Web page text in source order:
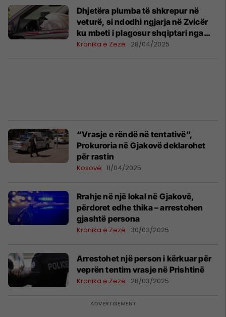
Dhjetëra plumba të shkrepur në
veturë, si ndodhi ngjarja në Zvicër
ku mbeti i plagosur shqiptari nga
Kosova?
Kronika e Zezë 28/04/2025
“Vrasje e rëndë në tentativë”,
Prokuroria në Gjakovë deklarohet
për rastin
Kosovë 11/04/2025
Rrahje në një lokal në Gjakovë,
përdoret edhe thika – arrestohen
gjashtë persona
Kronika e Zezë 30/03/2025
Arrestohet një person i kërkuar për
veprën tentim vrasje në Prishtinë
Kronika e Zezë 28/03/2025